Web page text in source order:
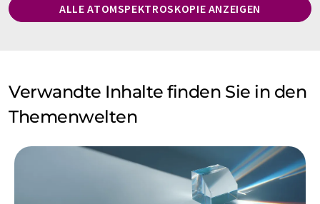
ALLE ATOMSPEKTROSKOPIE ANZEIGEN
Verwandte Inhalte finden Sie in den
Themenwelten